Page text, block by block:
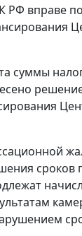
РФ вправе
суммы
сроков